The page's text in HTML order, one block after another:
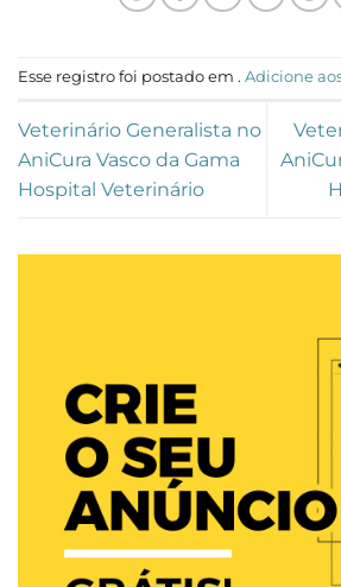
Esse registro foi postado em . Adicione
Veterinário Generalista no
AniCura Vasco da Gama
Hospital Veterinário